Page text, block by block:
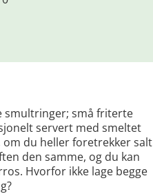
smultringer; små friterte
servert med smeltet
du heller foretrekker salt
den samme, og du kan
Hvorfor ikke lage begge